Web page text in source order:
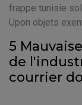
frappe tunisie
Upon objets
5
de
courrier